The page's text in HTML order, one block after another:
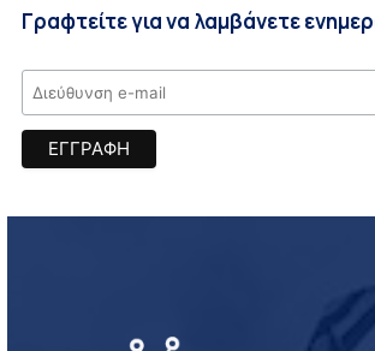
Γραφτείτε για να λαμβάνετε